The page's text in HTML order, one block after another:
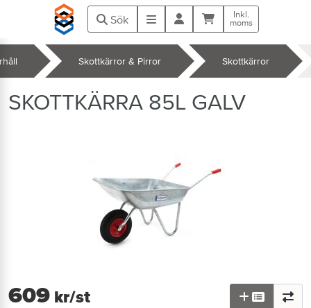
Hoppa till huvudinnehåll
Sök Meny Kundvagn
Inkl.
moms
Skottkärror & Pirror Skottkärror
SKOTTKÄRRA 85L GALV
609 kr/st